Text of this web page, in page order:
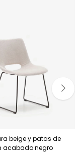
beige y patas de
acabado negro